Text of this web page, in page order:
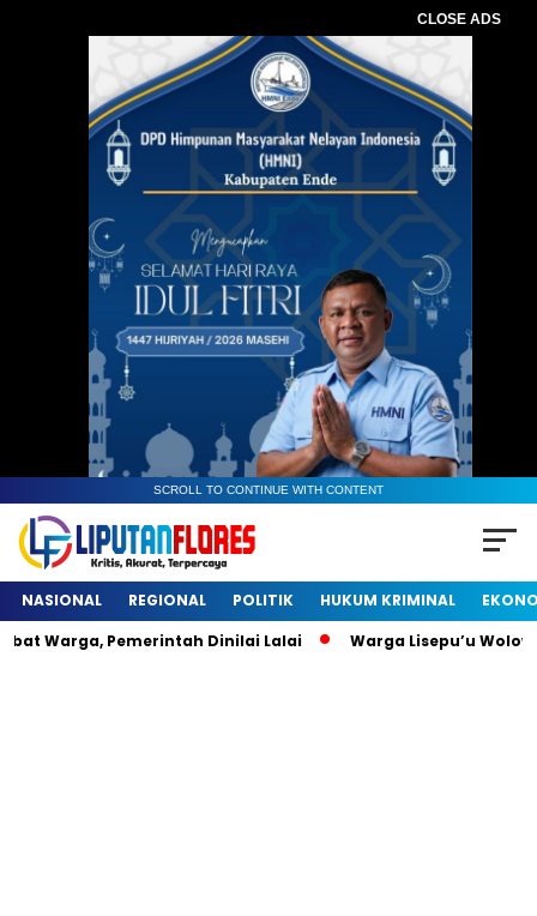
CLOSE ADS
SCROLL TO CONTINUE WITH CONTENT
NASIONAL REGIONAL POLITIK HUKUM KRIMINAL
Warga, Pemerintah Dinilai Lalai
Warga Lisepu’u